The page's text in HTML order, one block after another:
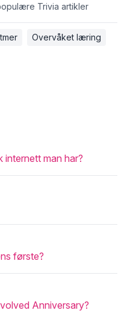
Trivia artikler
Overvåket læring
internett man har?
første?
Anniversary?